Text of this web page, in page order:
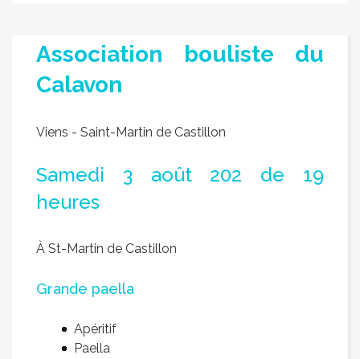
Association bouliste du
Calavon
Viens - Saint-Martin de Castillon
Samedi 3 août 202 de 19
heures
À St-Martin de Castillon
Grande paella
Apéritif
Paella